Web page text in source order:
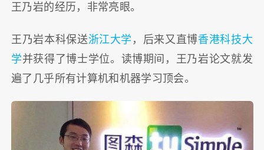
王乃岩的经历，非常亮眼。
王乃岩本科保送浙江大学 ，后来又直博香港科技大
学并获得了博士学位。读博期间，王乃岩论文就发
遍了几乎所有计算机和机器学习顶会。